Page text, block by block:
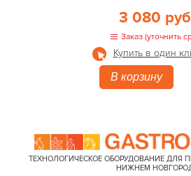
3 080
Заказ (уточнить
Купить в один
В корзину
ТЕХНОЛОГИЧЕСКОЕ ОБОРУДОВАНИЕ ДЛЯ
НИЖНЕМ